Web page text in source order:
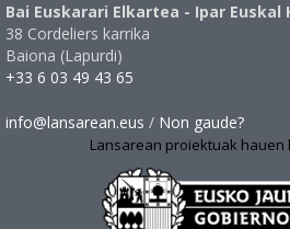
Bai Euskarari Elkartea - Ipar Euskal
38 Cordeliers karrika
Baiona (Lapurdi)
+33 6 03 49 43 65
info@lansarean.eus / Non gaude?
Lansarean proiektuak hauen